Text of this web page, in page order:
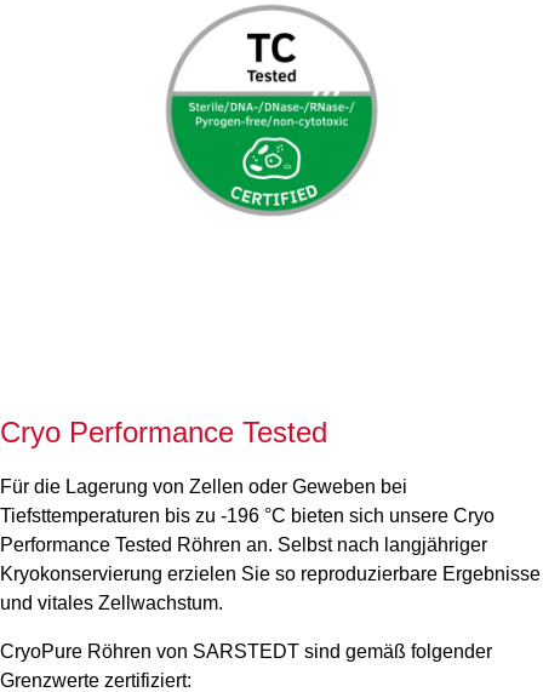
Cryo Performance Tested
Für die Lagerung von Zellen oder Geweben bei
Tiefsttemperaturen bis zu -196 °C bieten sich unsere Cryo
Performance Tested Röhren an. Selbst nach langjähriger
Kryokonservierung erzielen Sie so reproduzierbare Ergebnisse
und vitales Zellwachstum.
CryoPure Röhren von SARSTEDT sind gemäß folgender
Grenzwerte zertifiziert: